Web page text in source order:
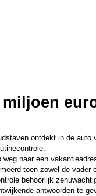
gaat mis»
miljoen
ontdekt in de auto
naar een
toen zowel de vader
behoorlijk
antwoorden te